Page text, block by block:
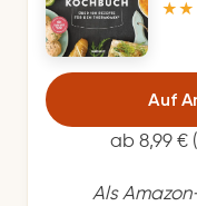
Auf
ab 8,99 €
Als